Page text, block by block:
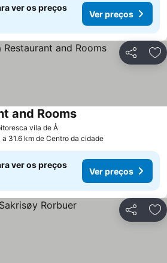
ver os preços
Ver preços
Partilhar
vila de ÅVer preços
and RoomsVer preços
a 31.6 km de Centro da cidade
ver os preços
Ver preços
Partilhar